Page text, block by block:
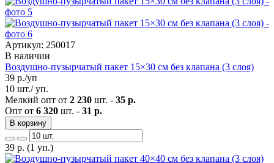
Артикул: 250017
В наличии
Воздушно-пузырчатый пакет 15×30 см без клапана (3 слоя)
39 р./уп
10 шт./ уп.
Мелкий опт от 2 230 шт. - 35 р.
Опт от 6 320 шт. - 31 р.
В корзину
39 р. (1 уп.)